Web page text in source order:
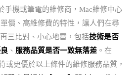
手機或筆電的維修商，Mac維修中心
價、高維修費的特性，讓人們在尋
三比對、小心地雷，包括技術是否
、 服務品質是否一致無落差 。在
或更優於以上條件的維修服務品質，